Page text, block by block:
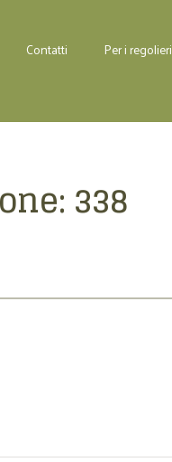
Contatti Per i regolieri
338